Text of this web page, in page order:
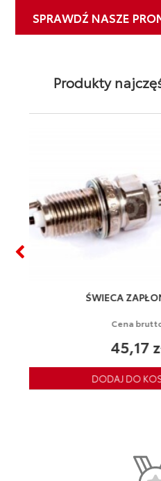
SPRAWDŹ NASZE
Produkty